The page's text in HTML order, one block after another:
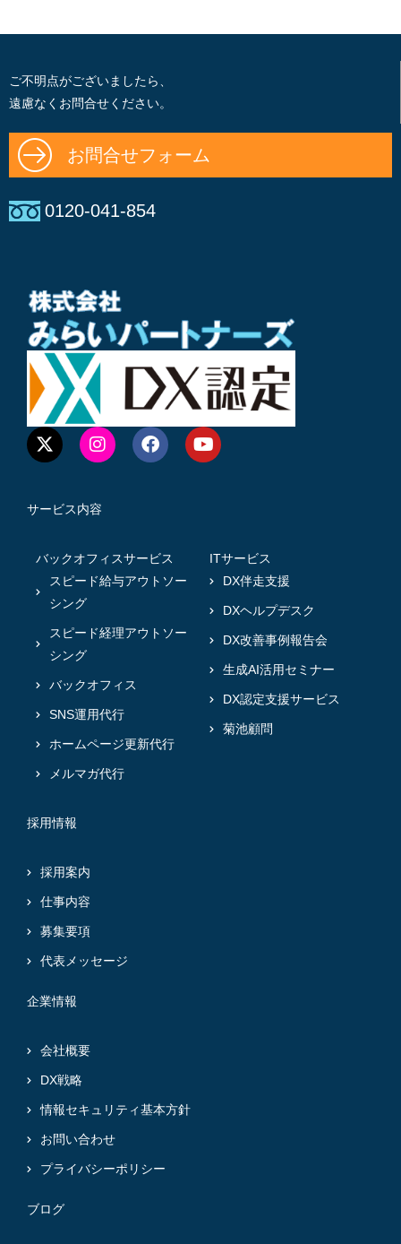
ご不明点がございましたら、
遠慮なくお問合せください。
お問合せフォーム
0120-041-854
サービス内容
バックオフィスサービス
スピード給与アウトソー
シング
スピード経理アウトソー
シング
バックオフィス
SNS運用代行
ホームページ更新代行
メルマガ代行
ITサービス
DX伴走支援
DXヘルプデスク
DX改善事例報告会
生成AI活用セミナー
DX認定支援サービス
菊池顧問
採用情報
採用案内
仕事内容
募集要項
代表メッセージ
企業情報
会社概要
DX戦略
情報セキュリティ基本方針
お問い合わせ
プライバシーポリシー
ブログ